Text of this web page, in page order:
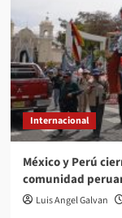
Internacional
México y Perú
comunidad
Luis Angel Galvan